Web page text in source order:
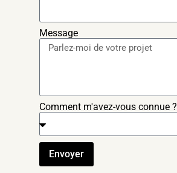
Message
Comment m'avez-vous connue ?
Envoyer